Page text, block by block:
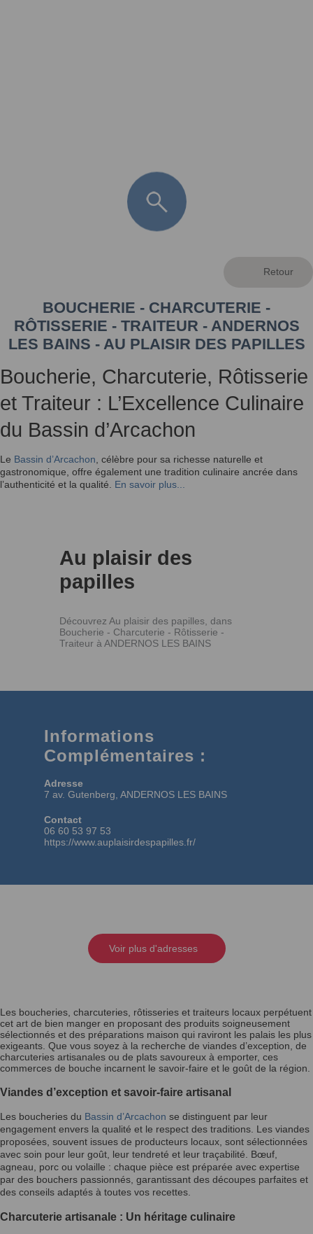
BOUCHERIE - CHARCUTERIE -
RÔTISSERIE - TRAITEUR - ANDERNOS
LES BAINS - AU PLAISIR DES PAPILLES
Boucherie, Charcuterie, Rôtisserie
et Traiteur : L’Excellence Culinaire
du Bassin d’Arcachon
Le Bassin d’Arcachon , célèbre pour sa richesse naturelle et
gastronomique, offre également une tradition culinaire ancrée dans
l’authenticité et la qualité. En savoir plus...
Au plaisir des
papilles
Découvrez Au plaisir des papilles, dans
Boucherie - Charcuterie - Rôtisserie -
Traiteur à ANDERNOS LES BAINS
Informations
Complémentaires :
Adresse
7 av. Gutenberg, ANDERNOS LES BAINS
Contact
06 60 53 97 53
https://www.auplaisirdespapilles.fr/
Voir plus d'adresses
Les boucheries, charcuteries, rôtisseries et traiteurs locaux perpétuent
cet art de bien manger en proposant des produits soigneusement
sélectionnés et des préparations maison qui raviront les palais les plus
exigeants. Que vous soyez à la recherche de viandes d’exception, de
charcuteries artisanales ou de plats savoureux à emporter, ces
commerces de bouche incarnent le savoir-faire et le goût de la région.
Viandes d’exception et savoir-faire artisanal
Les boucheries du Bassin d’Arcachon se distinguent par leur
engagement envers la qualité et le respect des traditions. Les viandes
proposées, souvent issues de producteurs locaux, sont sélectionnées
avec soin pour leur goût, leur tendreté et leur traçabilité. Bœuf,
agneau, porc ou volaille : chaque pièce est préparée avec expertise
par des bouchers passionnés, garantissant des découpes parfaites et
des conseils adaptés à toutes vos recettes.
Charcuterie artisanale : Un héritage culinaire